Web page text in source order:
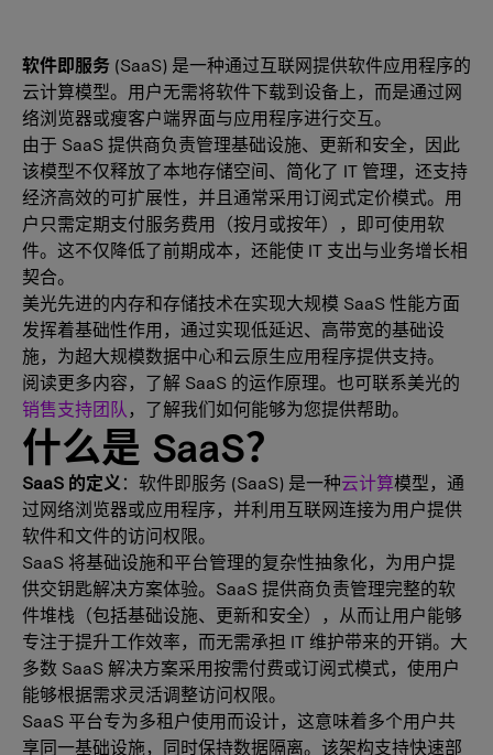
软件即服务 (SaaS) 是一种通过互联网提供软件应用程序的
云计算模型。用户无需将软件下载到设备上，而是通过网
络浏览器或瘦客户端界面与应用程序进行交互。
由于 SaaS 提供商负责管理基础设施、更新和安全，因此
该模型不仅释放了本地存储空间、简化了 IT 管理，还支持
经济高效的可扩展性，并且通常采用订阅式定价模式。用
户只需定期支付服务费用（按月或按年），即可使用软
件。这不仅降低了前期成本，还能使 IT 支出与业务增长相
契合。
美光先进的内存和存储技术在实现大规模 SaaS 性能方面
发挥着基础性作用，通过实现低延迟、高带宽的基础设
施，为超大规模数据中心和云原生应用程序提供支持。
阅读更多内容，了解 SaaS 的运作原理。也可联系美光的
销售支持团队 ，了解我们如何能够为您提供帮助。
什么是 SaaS？
SaaS 的定义 ：软件即服务 (SaaS) 是一种​​云计算模型，通
过网络浏览器或应用程序，并利用互联网连接为用户提供
软件和文件的访问权限。
SaaS 将基础设施和平台管理的复杂性抽象化，为用户提
供交钥匙解决方案体验。SaaS 提供商负责管理完整的软
件堆栈（包括基础设施、更新和安全），从而让用户能够
专注于提升工作效率，而无需承担 IT 维护带来的开销。大
多数 SaaS 解决方案采用按需付费或订阅式模式，使用户
能够根据需求灵活调整访问权限。
SaaS 平台专为多租户使用而设计，这意味着多个用户共
享同一基础设施，同时保持数据隔离。该架构支持快速部